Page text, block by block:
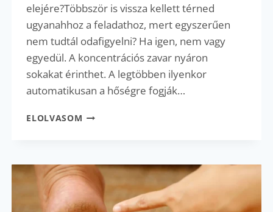
elejére?Többször is vissza kellett térned
ugyanahhoz a feladathoz, mert egyszerűen
nem tudtál odafigyelni? Ha igen, nem vagy
egyedül. A koncentrációs zavar nyáron
sokakat érinthet. A legtöbben ilyenkor
automatikusan a hőségre fogják…
ELOLVASOM KONCENTRÁCIÓS
MIÉRT
NEHEZEBB
ILYENKOR
FÓKUSZÁLNI?